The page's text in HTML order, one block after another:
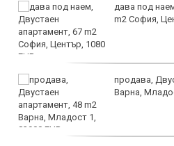
дава под
m2 София,
продава,
Варна,